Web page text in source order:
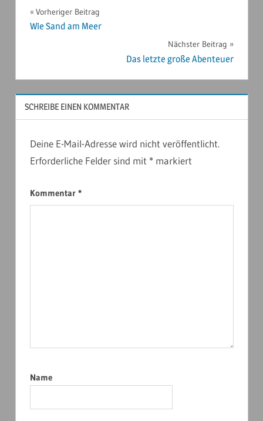
AUSTRALIEN
2019
Beitragsnavigation
Vorheriger Beitrag
Wie Sand am Meer
Nächster Beitrag
Das letzte große Abenteuer
SCHREIBE EINEN KOMMENTAR
Deine E-Mail-Adresse wird nicht veröffentlicht.
Erforderliche Felder sind mit *markiert
Kommentar *
Name